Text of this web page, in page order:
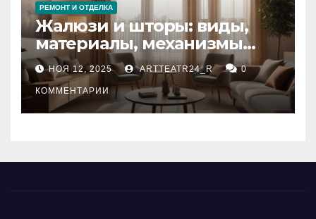
РЕМОНТ И ОТДЕЛКА
Жалюзи и шторы: виды,
материалы, механизмы
управления и уход
НОЯ 12, 2025 ARTTEATR24_R 0
КОММЕНТАРИИ